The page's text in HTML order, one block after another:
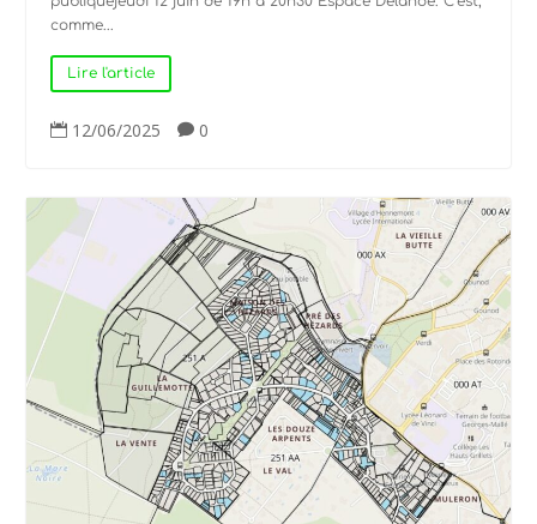
comme...
Lire l'article
 12/06/2025  0